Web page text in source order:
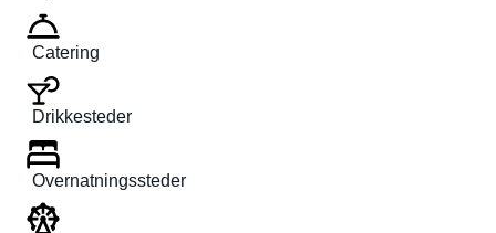
Catering
Drikkesteder
Overnatningssteder